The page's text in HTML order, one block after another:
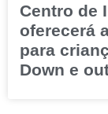
Centro de
oferecerá
para
Down e